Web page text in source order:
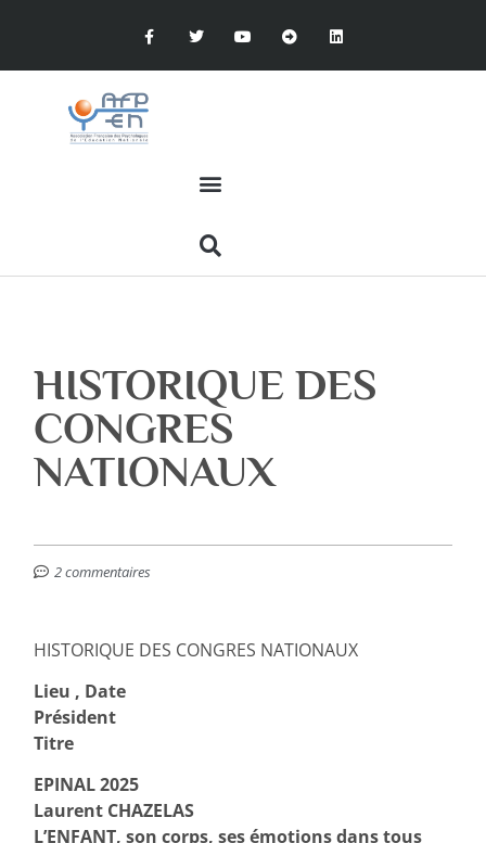
HISTORIQUE DES
CONGRES
NATIONAUX
2 commentaires
HISTORIQUE DES CONGRES NATIONAUX
Lieu , Date
Président
Titre
EPINAL 2025
Laurent CHAZELAS
L’ENFANT, son corps, ses émotions dans tous